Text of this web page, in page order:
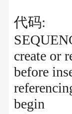
代码:
create or
before
begin